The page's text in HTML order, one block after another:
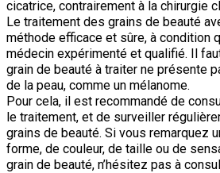
cicatrice, contrairement à la chirurgie
Le traitement des grains de beauté
méthode efficace et sûre, à condition
médecin expérimenté et qualifié. Il
grain de beauté à traiter ne présente
de la peau, comme un mélanome.
Pour cela, il est recommandé de
le traitement, et de surveiller
grains de beauté. Si vous remarquez
forme, de couleur, de taille ou de
grain de beauté, n’hésitez pas à